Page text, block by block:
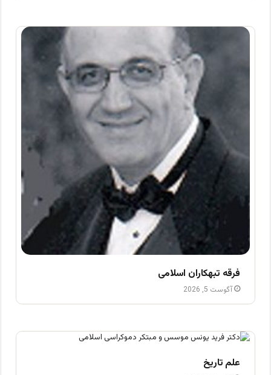
فرقه تبهکاران اسلامی
آگوست 5, 2026
علم تاریخ